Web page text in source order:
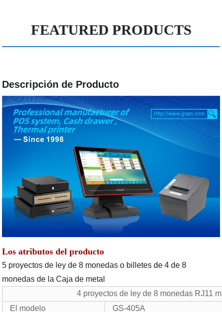
FEATURED PRODUCTS
Descripción de Producto
Los atributos del producto
5 proyectos de ley de 8 monedas o billetes de 4 de 8
monedas de la Caja de metal
4 proyectos de ley de 8 monedas RJ11
El modelo
GS-405A